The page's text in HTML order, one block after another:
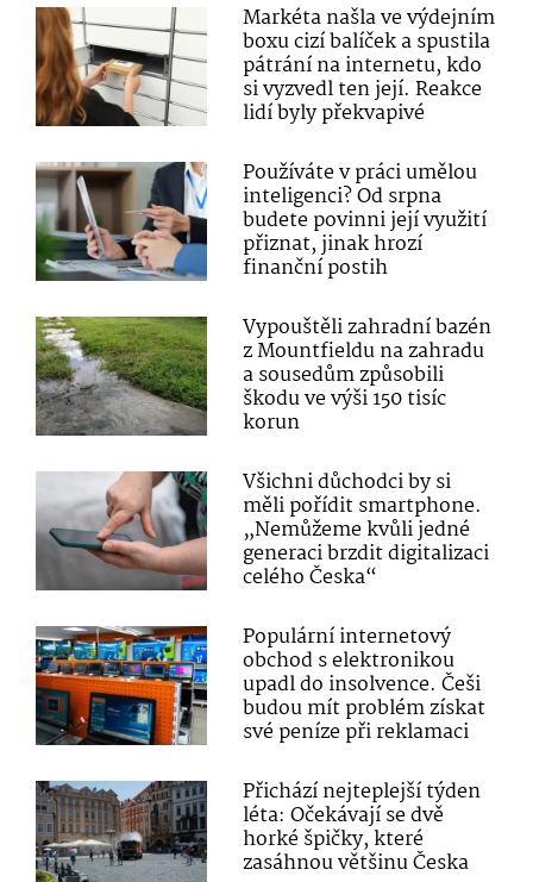
Markéta našla ve výdejním
boxu cizí balíček a spustila
pátrání na internetu, kdo
si vyzvedl ten její. Reakce
lidí byly překvapivé
Používáte v práci umělou
inteligenci? Od srpna
budete povinni její využití
přiznat, jinak hrozí
finanční postih
Vypouštěli zahradní bazén
z Mountfieldu na zahradu
a sousedům způsobili
škodu ve výši 150 tisíc
korun
Všichni důchodci by si
měli pořídit smartphone.
„Nemůžeme kvůli jedné
generaci brzdit digitalizaci
celého Česka“
Populární internetový
obchod s elektronikou
upadl do insolvence. Češi
budou mít problém získat
své peníze při reklamaci
Přichází nejteplejší týden
léta: Očekávají se dvě
horké špičky, které
zasáhnou většinu Česka